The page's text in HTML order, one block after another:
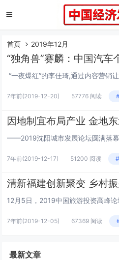
首页 2019年12月
“独角兽”赛麟：中国汽车
7年前(2019-12-20) 57776 阅读
因地制宜布局产业 金地
7年前(2019-12-17) 51200 阅读
清新福建创新聚变 乡村
7年前(2019-12-05) 67369 阅读
最新文章